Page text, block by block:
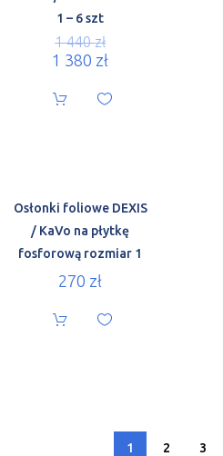
1 – 6 szt
1 440zł
1 380 zł
Osłonki foliowe DEXIS
/ KaVo na płytkę
fosforową rozmiar 1
270 zł
1 2 3